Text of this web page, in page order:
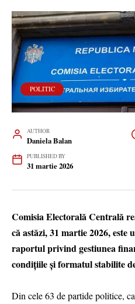
POLITIC
AUTHOR
Daniela Balan
PUBLISHED BY
31 martie 2026
Comisia Electorală Centrală
că astăzi, 31 martie 2026,
raportul privind gestiunea
condițiile și formatul stabilite
Din cele 63 de partide politice,